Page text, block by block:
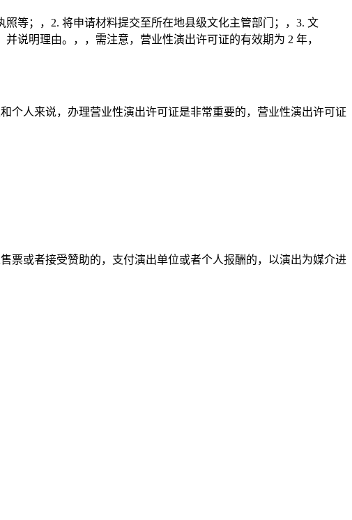
等；，2. 将申请材料提交至所在地县级文化主管部门；，3. 文
说明理由。，，需注意，营业性演出许可证的有效期为 2 年，
个人来说，办理营业性演出许可证是非常重要的，营业性演出许可证
票或者接受赞助的，支付演出单位或者个人报酬的，以演出为媒介进